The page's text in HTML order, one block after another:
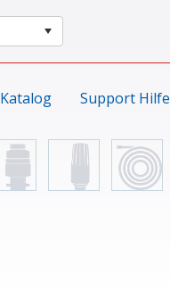
Katalog Support Hilfe